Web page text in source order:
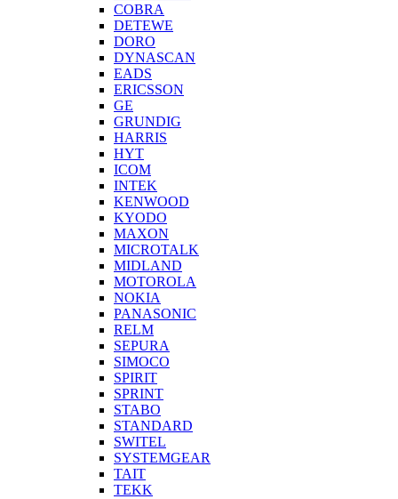
COBRA
DETEWE
DORO
DYNASCAN
EADS
ERICSSON
GE
GRUNDIG
HARRIS
HYT
ICOM
INTEK
KENWOOD
KYODO
MAXON
MICROTALK
MIDLAND
MOTOROLA
NOKIA
PANASONIC
RELM
SEPURA
SIMOCO
SPIRIT
SPRINT
STABO
STANDARD
SWITEL
SYSTEMGEAR
TAIT
TEKK